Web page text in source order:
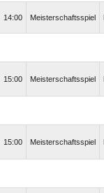
14:00 Meisterschaftsspiel
15:00 Meisterschaftsspiel
15:00 Meisterschaftsspiel